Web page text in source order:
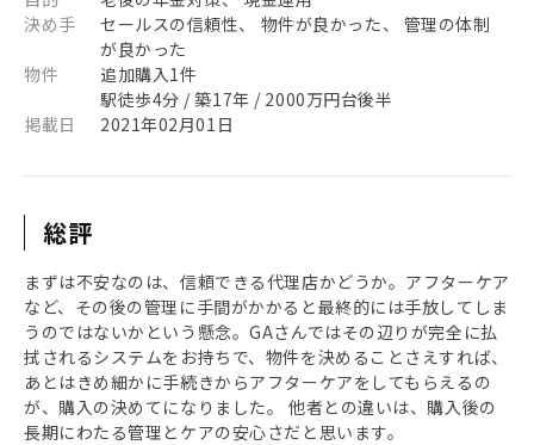
決め手
セールスの信頼性、 物件が良かった、 管理の体制
が良かった
物件
追加購入1件
駅徒歩4分 / 築17年 / 2000万円台後半
掲載日
2021年02月01日
総評
まずは不安なのは、信頼できる代理店かどうか。アフターケア
など、その後の管理に手間がかかると最終的には手放してしま
うのではないかという懸念。GAさんではその辺りが完全に払
拭されるシステムをお持ちで、物件を決めることさえすれば、
あとはきめ細かに手続きからアフターケアをしてもらえるの
が、購入の決めてになりました。 他者との違いは、購入後の
長期にわたる管理とケアの安心さだと思います。